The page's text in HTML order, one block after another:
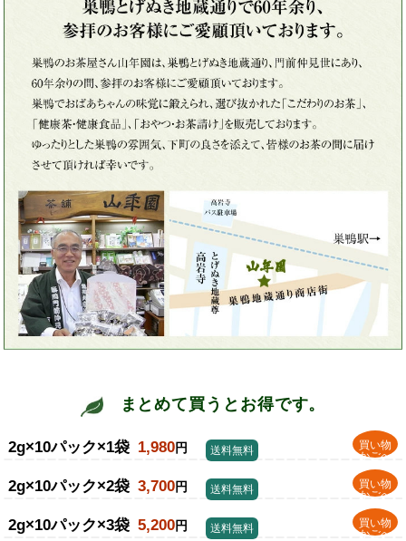
まとめて買うとお得です。
2g×10パック×1袋 1,980円
買い物
かごへ
送料無料
2g×10パック×2袋 3,700円
買い物
かごへ
送料無料
2g×10パック×3袋 5,200円
買い物
かごへ
送料無料